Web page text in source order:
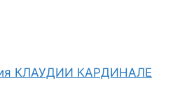
КЛАУДИИ КАРДИНАЛЕ